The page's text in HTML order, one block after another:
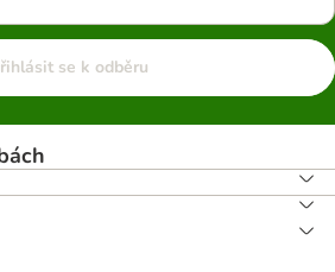
se k odběru